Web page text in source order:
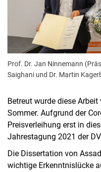
Prof. Dr. Jan Ninnemann
Saighani und Dr. Martin
Betreut wurde diese
Sommer. Aufgrund der
Preisverleihung erst in
Jahrestagung 2021 der
Die Dissertation von
wichtige Erkenntnislücke